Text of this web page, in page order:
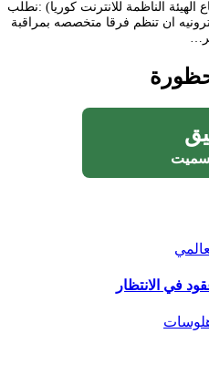
الهيئة الناظمة للانترنت كوريا) :نطلب
ان تنظم فرقا متخصصه بمراقبة
في الانتظار